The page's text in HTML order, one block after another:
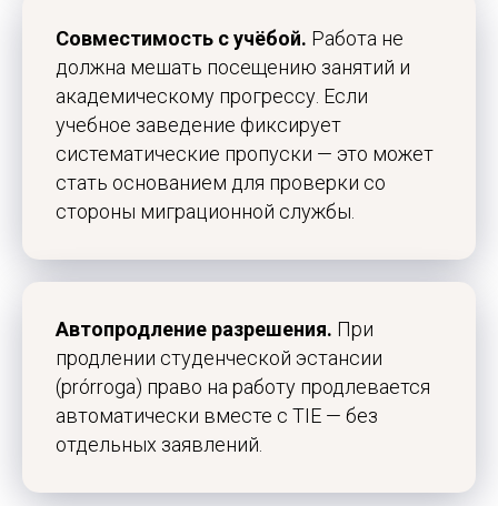
Совместимость с учёбой. Работа не
должна мешать посещению занятий и
академическому прогрессу. Если
учебное заведение фиксирует
систематические пропуски — это может
стать основанием для проверки со
стороны миграционной службы.
Автопродление разрешения. При
продлении студенческой эстансии
(prórroga) право на работу продлевается
автоматически вместе с TIE — без
отдельных заявлений.